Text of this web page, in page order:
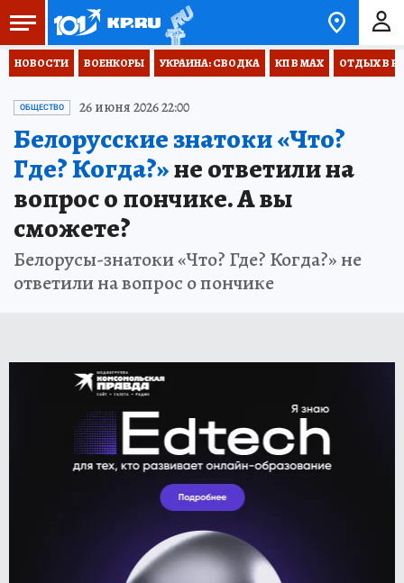
НОВОСТИ ВОЕНКОРЫ УКРАИНА: СВОДКА КП В МАХ ОТДЫХ В
ОБЩЕСТВО 26 июня 2026 22:00
Белорусские знатоки «Что?
Где? Когда?»не ответили на
вопрос о пончике. А вы
сможете?
Белорусы-знатоки «Что? Где? Когда?» не
ответили на вопрос о пончике